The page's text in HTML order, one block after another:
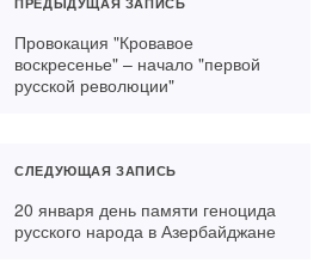
Провокация "Кровавое
воскресенье" – начало "первой
русской революции"
СЛЕДУЮЩАЯ ЗАПИСЬ
20 января день памяти геноцида
русского народа в Азербайджане